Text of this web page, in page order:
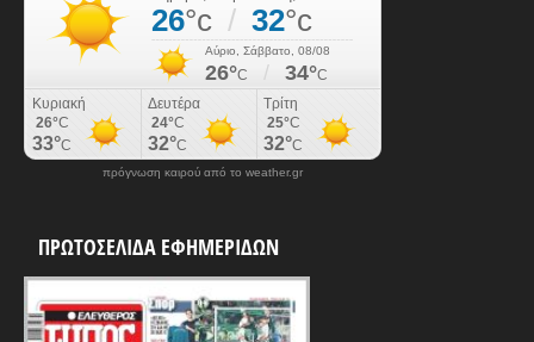
πρόγνωση καιρού από το weather.gr
ΠΡΩΤΟΣΕΛΙΔΑ ΕΦΗΜΕΡΙΔΩΝ